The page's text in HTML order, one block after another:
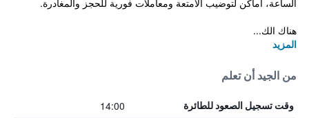
الساعة، اماكن لتوضيب الأمتعة ومعاملات فورية للحجز والمغادرة.
هناك الك...
المزيد
من الجيد أن تعلم
وقت تسجيل الصعود للطائرة 14:00